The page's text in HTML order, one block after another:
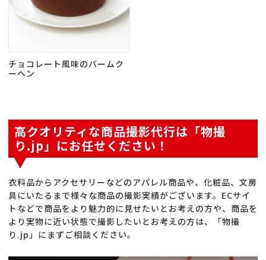
チョコレート風味のバームク
ーヘン
高クオリティな商品撮影代行は「物撮
り.jp」にお任せください！
衣料品からアクセサリーなどのアパレル商品や、化粧品、文房
具にいたるまで様々な商品の撮影実績がございます。ECサイ
トなどで商品をより魅力的に見せたいとお考えの方や、商品を
より実物に近い状態で撮影したいとお考えの方は、「物撮
り.jp」にまずご相談ください。